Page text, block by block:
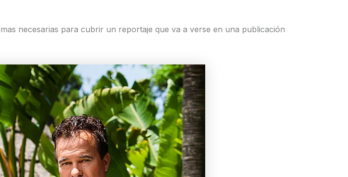
necesarias para cubrir un reportaje que va a verse en una publicación